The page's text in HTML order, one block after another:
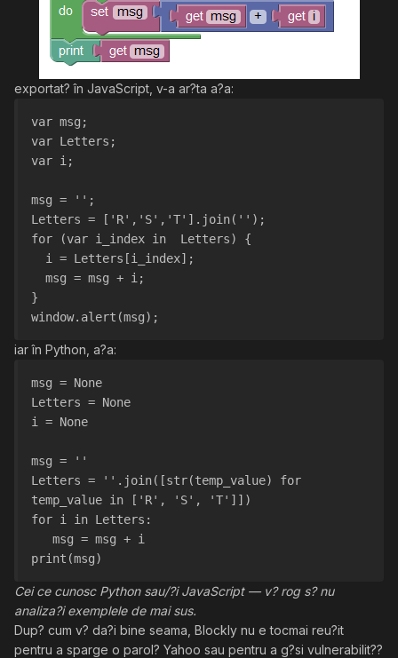
exportat? în JavaScript, v-a ar?ta a?a:
var msg;
var Letters;
var i;
msg = '';
Letters = ['R','S','T'].join('');
for (var i_index in  Letters) {
  i = Letters[i_index];
  msg = msg + i;
}
window.alert(msg);
iar în Python, a?a:
msg = None
Letters = None
i = None
msg = ''
Letters = ''.join([str(temp_value) for
temp_value in ['R', 'S', 'T']])
for i in Letters:
   msg = msg + i
print(msg)
Cei ce cunosc Python sau/?i JavaScript — v? rog s? nu
analiza?i exemplele de mai sus.
Dup? cum v? da?i bine seama, Blockly nu e tocmai reu?it
pentru a sparge o parol? Yahoo sau pentru a g?si vulnerabilit??